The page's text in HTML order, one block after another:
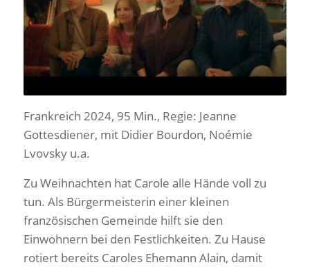
Frankreich 2024, 95 Min., Regie: Jeanne
Gottesdiener, mit Didier Bourdon, Noémie
Lvovsky u.a.
Zu Weihnachten hat Carole alle Hände voll zu
tun. Als Bürgermeisterin einer kleinen
französischen Gemeinde hilft sie den
Einwohnern bei den Festlichkeiten. Zu Hause
rotiert bereits Caroles Ehemann Alain, damit